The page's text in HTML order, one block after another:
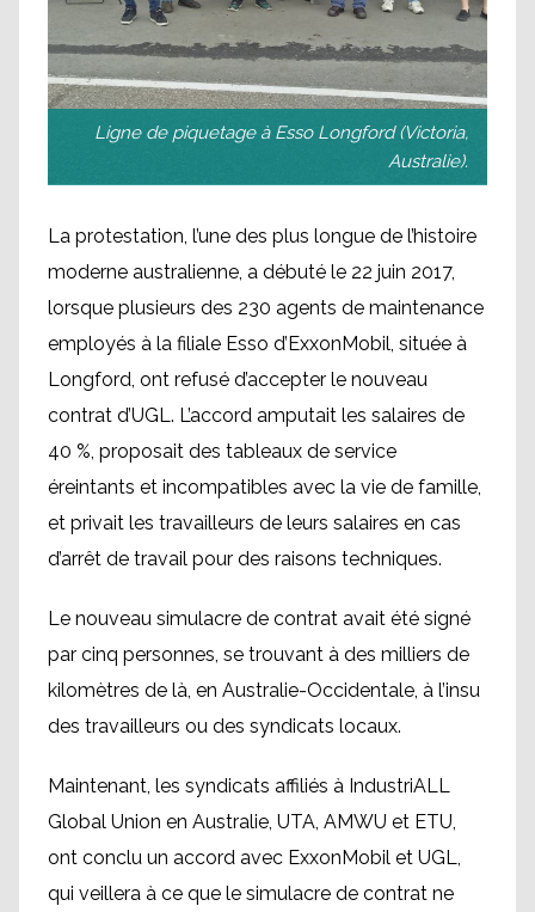
Ligne de piquetage à Esso Longford (Victoria,
Australie).
La protestation, l’une des plus longue de l’histoire
moderne australienne, a débuté le 22 juin 2017,
lorsque plusieurs des 230 agents de maintenance
employés à la filiale Esso d’ExxonMobil, située à
Longford, ont refusé d’accepter le nouveau
contrat d’UGL. L’accord amputait les salaires de
40 %, proposait des tableaux de service
éreintants et incompatibles avec la vie de famille,
et privait les travailleurs de leurs salaires en cas
d’arrêt de travail pour des raisons techniques.
Le nouveau simulacre de contrat avait été signé
par cinq personnes, se trouvant à des milliers de
kilomètres de là, en Australie-Occidentale, à l’insu
des travailleurs ou des syndicats locaux.
Maintenant, les syndicats affiliés à IndustriALL
Global Union en Australie, UTA, AMWU et ETU,
ont conclu un accord avec ExxonMobil et UGL,
qui veillera à ce que le simulacre de contrat ne